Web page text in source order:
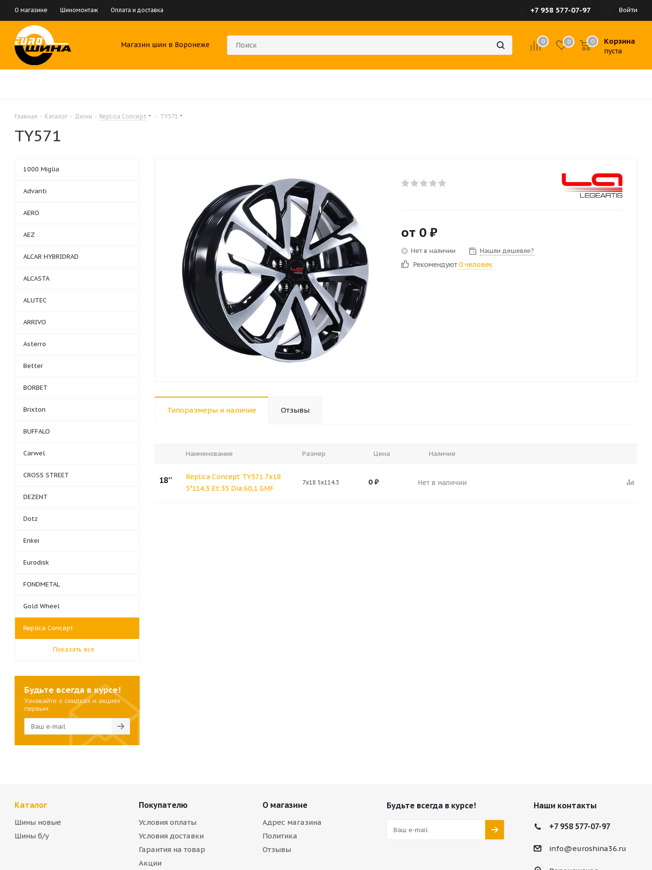
О магазине Шиномонтаж Оплата и доставка Войти
+7 958 577-07-97
Магазин шин в Воронеже 0 0 Корзина
пуста
0
Главная - Каталог - Диски - Replica Concept - TY571
TY571
от 0 ₽
Нет в наличии Нашли дешевле?
Рекомендуют 0 человек
Типоразмеры и наличие Отзывы
Наименование Размер Цена Наличие
18''
Replica Concept TY571 7x18
5*114,3 Et:35 Dia:60,1 GMF
7x18 5x114.3 0 ₽ Нет в наличии
1000 Miglia
Advanti
AERO
AEZ
ALCAR HYBRIDRAD
ALCASTA
ALUTEC
ARRIVO
Asterro
Better
BORBET
Brixton
BUFFALO
Carwel
CROSS STREET
DEZENT
Dotz
Enkei
Eurodisk
FONDMETAL
Gold Wheel
Replica Concept
Показать все
Будьте всегда в курсе!
Узнавайте о скидках и акциях
первым
Каталог
Шины новые
Шины б/у
Покупателю
Условия оплаты
Условия доставки
Гарантия на товар
Акции
О магазине
Адрес магазина
Политика
Отзывы
Будьте всегда в курсе! Наши контакты
+7 958 577-07-97
info@euroshina36.ru